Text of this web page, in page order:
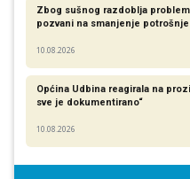
Zbog sušnog razdoblja
pozvani na smanjenje potrošnje
10.08.2026
Općina Udbina reagirala na
sve je dokumentirano“
10.08.2026